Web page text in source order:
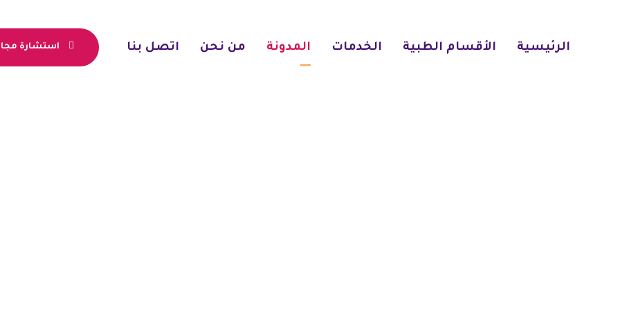
الرئيسية الأقسام الطبية الخدمات المدونة من نحن اتصل بنا استشارة